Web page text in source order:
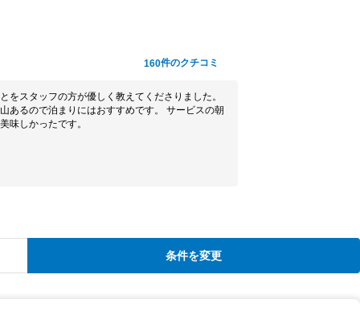
160件のクチコミ
をスタッフの方が優しく教えてくださりました。
あるので泊まりにはおすすめです。 サービスの朝
味しかったです。
条件を変更